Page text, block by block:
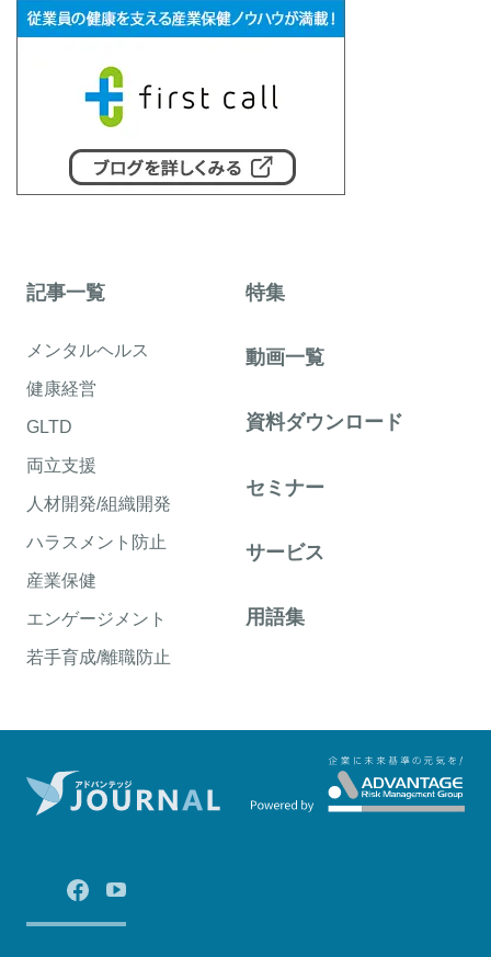
記事一覧
メンタルヘルス
健康経営
GLTD
両立支援
人材開発/組織開発
ハラスメント防止
産業保健
エンゲージメント
若手育成/離職防止
特集
動画一覧
資料ダウンロード
セミナー
サービス
用語集